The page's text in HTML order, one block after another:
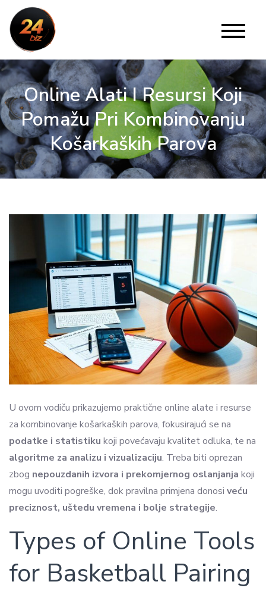
content
Online Alati I Resursi Koji
Pomažu Pri Kombinovanju
Košarkaških Parova
U ovom vodiču prikazujemo praktične online alate i resurse
za kombinovanje košarkaških parova, fokusirajući se na
podatke i statistiku koji povećavaju kvalitet odluka, te na
algoritme za analizu i vizualizaciju. Treba biti oprezan
zbog nepouzdanih izvora i prekomjernog oslanjanja koji
mogu uvoditi pogreške, dok pravilna primjena donosi veću
preciznost, uštedu vremena i bolje strategije.
Types of Online Tools
for Basketball Pairing